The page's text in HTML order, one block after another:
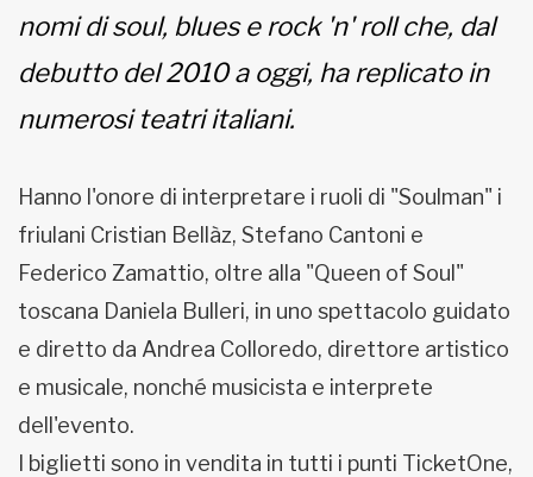
EDB edizioni - Via Brivio angolo C.
Imbonati, 89 20159 Milano (Italia)
Informativa sulla privacy
nomi di soul, blues e rock 'n' roll che, dal
debutto del 2010 a oggi, ha replicato in
numerosi teatri italiani.
Hanno l'onore di interpretare i ruoli di "Soulman" i
friulani Cristian Bellàz, Stefano Cantoni e
Federico Zamattio, oltre alla "Queen of Soul"
toscana Daniela Bulleri, in uno spettacolo guidato
e diretto da Andrea Colloredo, direttore artistico
e musicale, nonché musicista e interprete
dell'evento.
I biglietti sono in vendita in tutti i punti TicketOne,